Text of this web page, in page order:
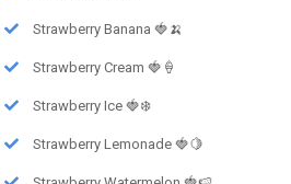
Strawberry Banana 🍓🍌
Strawberry Cream 🍓🍦
Strawberry Ice 🍓❄️
Strawberry Lemonade 🍓🍋